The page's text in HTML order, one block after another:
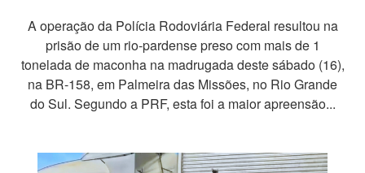
A operação da Polícia Rodoviária Federal resultou na
prisão de um rio-pardense preso com mais de 1
tonelada de maconha na madrugada deste sábado (16),
na BR-158, em Palmeira das Missões, no Rio Grande
do Sul. Segundo a PRF, esta foi a maior apreensão...